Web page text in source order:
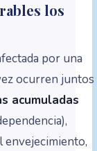
los
por una
ocurren juntos
acumuladas